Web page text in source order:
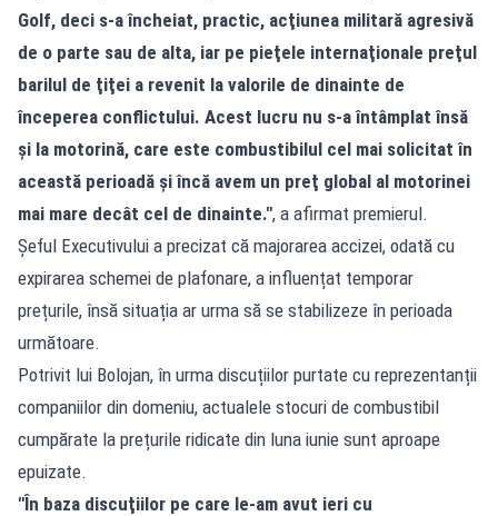
Golf, deci s-a încheiat, practic, acţiunea militară agresivă
de o parte sau de alta, iar pe pieţele internaţionale preţul
barilul de ţiţei a revenit la valorile de dinainte de
începerea conflictului. Acest lucru nu s-a întâmplat însă
şi la motorină, care este combustibilul cel mai solicitat în
această perioadă şi încă avem un preţ global al motorinei
mai mare decât cel de dinainte.", a afirmat premierul.
Șeful Executivului a precizat că majorarea accizei, odată cu
expirarea schemei de plafonare, a influențat temporar
prețurile, însă situația ar urma să se stabilizeze în perioada
următoare.
Potrivit lui Bolojan, în urma discuțiilor purtate cu reprezentanții
companiilor din domeniu, actualele stocuri de combustibil
cumpărate la prețurile ridicate din luna iunie sunt aproape
epuizate.
"În baza discuţiilor pe care le-am avut ieri cu